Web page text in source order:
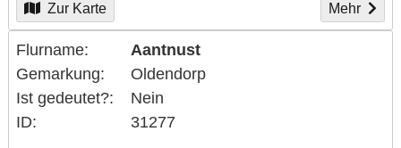
Zur Karte Mehr
Flurname
Aantnust
Gemarkung
Oldendorp
Ist gedeutet?
Nein
ID
31277